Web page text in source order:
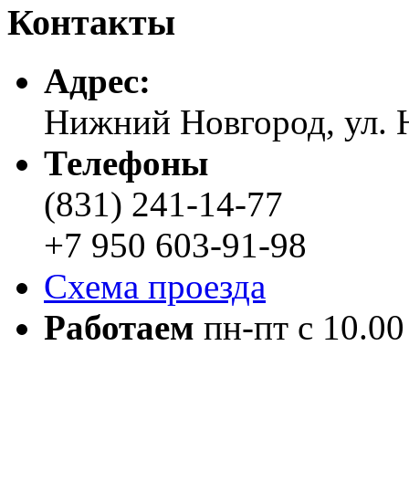
Контакты
Адреc:
Нижний Новгород, ул.
Телефоны
(831) 241-14-77
+7 950 603-91-98
Схема проезда
Работаем пн-пт с